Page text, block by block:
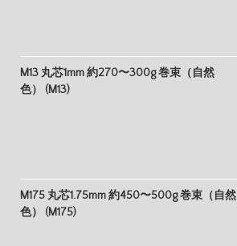
M13 丸芯1mm 約270〜300g 巻束（自然
色） (M13)
M175 丸芯1.75mm 約450〜500g 巻束（自然
色） (M175)